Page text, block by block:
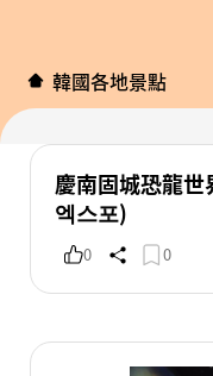
韓國各地景點
慶南固城恐龍
엑스포)
0 0